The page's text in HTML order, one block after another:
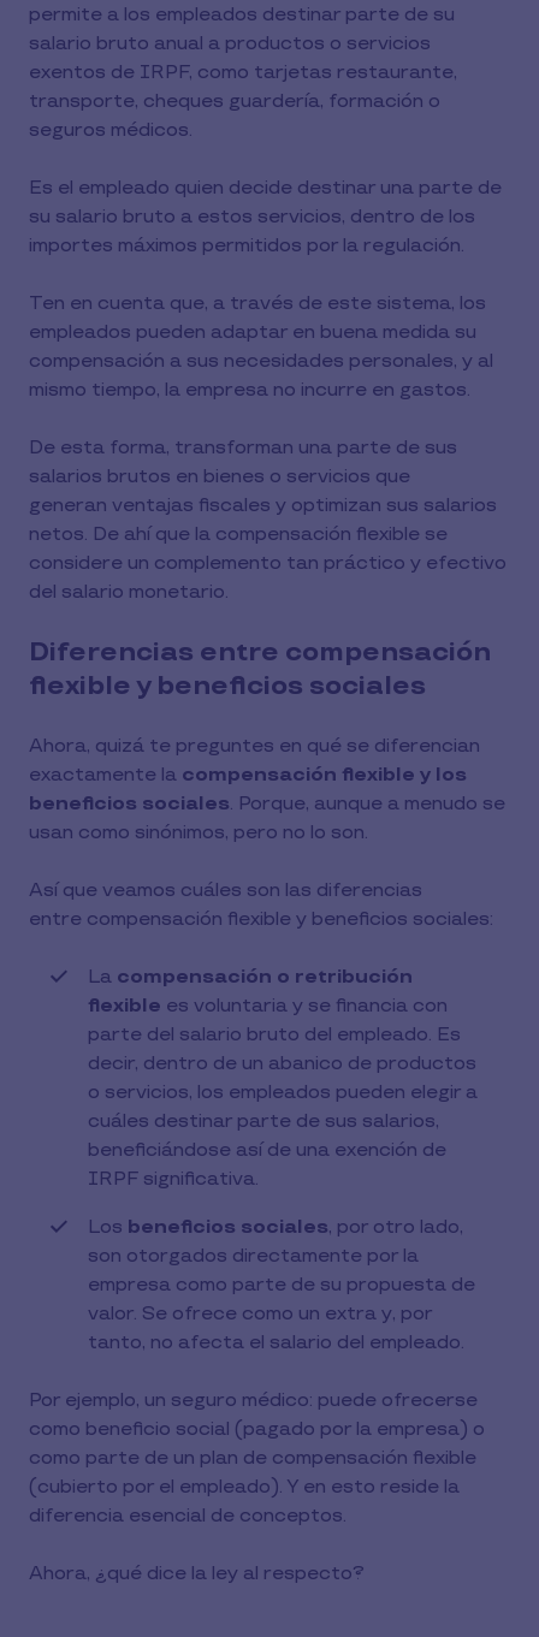
permite a los empleados destinar parte de su
salario bruto anual a productos o servicios
exentos de IRPF, como tarjetas restaurante,
transporte, cheques guardería, formación o
seguros médicos.
Es el empleado quien decide destinar una parte de
su salario bruto a estos servicios, dentro de los
importes máximos permitidos por la regulación.
Ten en cuenta que, a través de este sistema, los
empleados pueden adaptar en buena medida su
compensación a sus necesidades personales, y al
mismo tiempo, la empresa no incurre en gastos.
De esta forma, transforman una parte de sus
salarios brutos en bienes o servicios que
generan ventajas fiscales y optimizan sus salarios
netos. De ahí que la compensación flexible se
considere un complemento tan práctico y efectivo
del salario monetario.
Diferencias entre compensación
flexible y beneficios sociales
Ahora, quizá te preguntes en qué se diferencian
exactamente la compensación flexible y los
beneficios sociales. Porque, aunque a menudo se
usan como sinónimos, pero no lo son.
Así que veamos cuáles son las diferencias
entre compensación flexible y beneficios sociales:
La compensación o retribución
flexible es voluntaria y se financia con
parte del salario bruto del empleado. Es
decir, dentro de un abanico de productos
o servicios, los empleados pueden elegir a
cuáles destinar parte de sus salarios,
beneficiándose así de una exención de
IRPF significativa.
Los beneficios sociales, por otro lado,
son otorgados directamente por la
empresa como parte de su propuesta de
valor. Se ofrece como un extra y, por
tanto, no afecta el salario del empleado.
Por ejemplo, un seguro médico: puede ofrecerse
como beneficio social (pagado por la empresa) o
como parte de un plan de compensación flexible
(cubierto por el empleado). Y en esto reside la
diferencia esencial de conceptos.
Ahora, ¿qué dice la ley al respecto?